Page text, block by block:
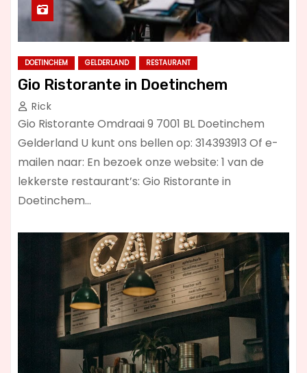
DOETINCHEM GELDERLAND RESTAURANT
Gio Ristorante in Doetinchem
Rick
Gio Ristorante Omdraai 9 7001 BL Doetinchem
Gelderland U kunt ons bellen op: 314393913 Of e-
mailen naar: En bezoek onze website: 1 van de
lekkerste restaurant’s: Gio Ristorante in
Doetinchem…